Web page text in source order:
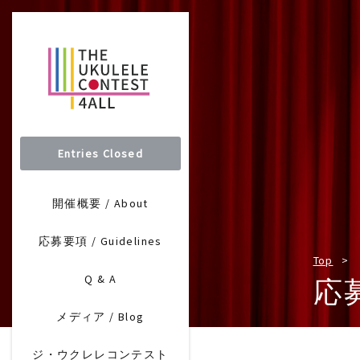
Entries Closed
開催概要 / About
応募要項 / Guidelines
Q & A
メディア / Blog
ジ・ウクレレコンテスト
Top
応